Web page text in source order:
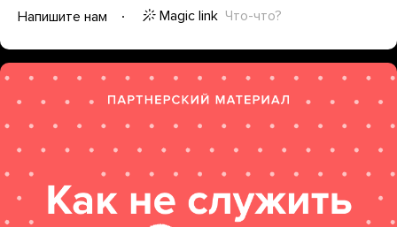
Напишите нам
Magic link Что-что?